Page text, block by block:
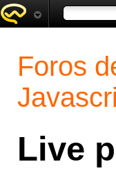
Foros
Live